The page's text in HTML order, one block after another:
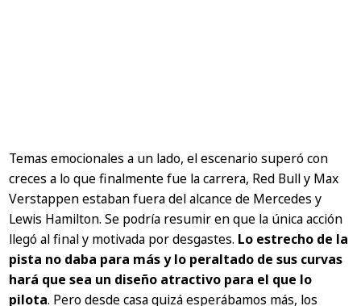
Temas emocionales a un lado, el escenario superó con
creces a lo que finalmente fue la carrera, Red Bull y Max
Verstappen estaban fuera del alcance de Mercedes y
Lewis Hamilton. Se podría resumir en que la única acción
llegó al final y motivada por desgastes. Lo estrecho de la
pista no daba para más y lo peraltado de sus curvas
hará que sea un diseño atractivo para el que lo
pilota. Pero desde casa quizá esperábamos más, los